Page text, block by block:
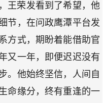
王荣发看到了希望，他
节，在问政鹰潭平台发
方式，期盼着能借助官
又一年，即便迟迟没有
。他始终坚信，人间自
命缘分，终有重逢的一